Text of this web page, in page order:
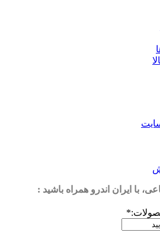
با ایران اندرو همراه باشید :
*